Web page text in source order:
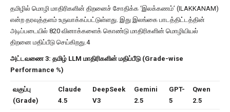
தமிழில் மொழி மாதிரிகளின் திறனைச் சோதிக்க ‘இலக்கணம்’ (ILAKKANAM)
என்ற தரவுத்தளம் உருவாக்கப்பட்டுள்ளது. இது இலங்கை பாடத்திட்டத்தின்
அடிப்படையில் 820 வினாக்களைக் கொண்டு மாதிரிகளின் மொழியியல்
திறனை மதிப்பீடு செய்கிறது.4
அட்டவணை 3: தமிழ் LLM மாதிரிகளின் மதிப்பீடு (Grade-wise
Performance %)
வகுப்பு
(Grade)
Claude
4.5
DeepSeek
V3
Gemini
2.5
GPT-
5
Qwen
2.5